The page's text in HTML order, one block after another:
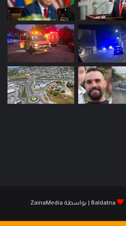
Baldatna | بواسطة ZainaMedia